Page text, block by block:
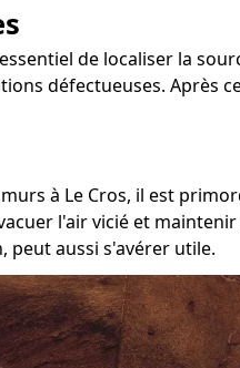
de localiser la
défectueuses. Après
à Le Cros, il est
l'air vicié et
peut aussi s'avérer utile.